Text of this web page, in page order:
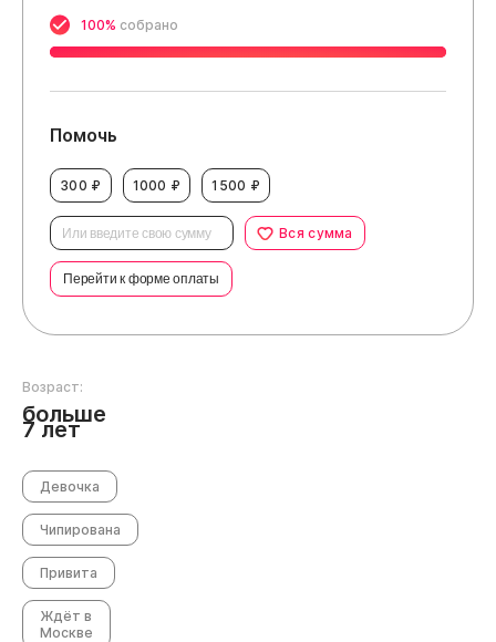
100% собрано
Помочь
300 ₽ 1000 ₽ 1500 ₽
Вся сумма
Перейти к форме оплаты
Возраст:
больше
7 лет
Девочка
Чипирована
Привита
Ждёт в
Москве